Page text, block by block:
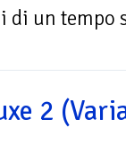
un tempo
2